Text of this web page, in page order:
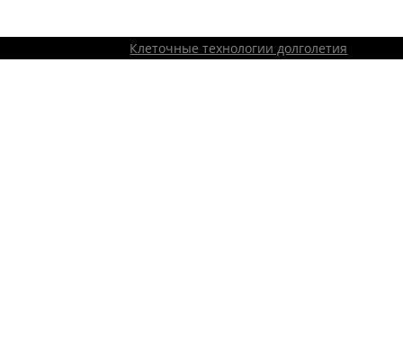
Клеточные технологии долголетия